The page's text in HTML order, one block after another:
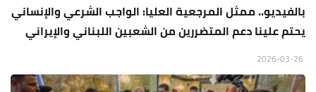
بالفيديو.. ممثل المرجعية العليا: الواجب الشرعي والإنساني
يحتم علينا دعم المتضررين من الشعبين اللبناني والإيراني